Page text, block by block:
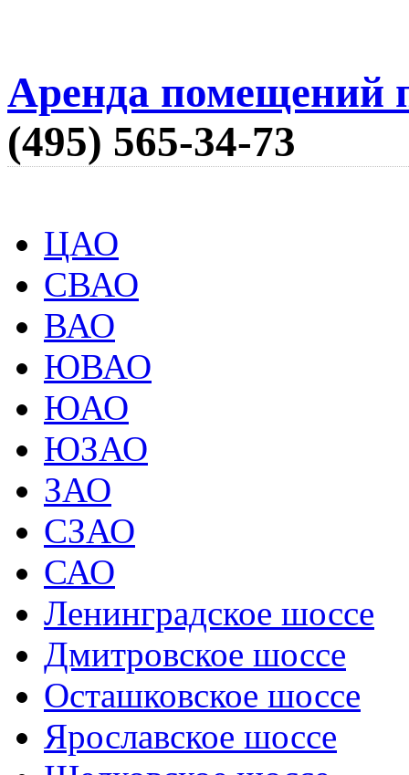
Аренда помещений
(495) 565-34-73
ЦАО
СВАО
ВАО
ЮВАО
ЮАО
ЮЗАО
ЗАО
СЗАО
САО
Ленинградское шоссе
Дмитровское шоссе
Осташковское шоссе
Ярославское шоссе